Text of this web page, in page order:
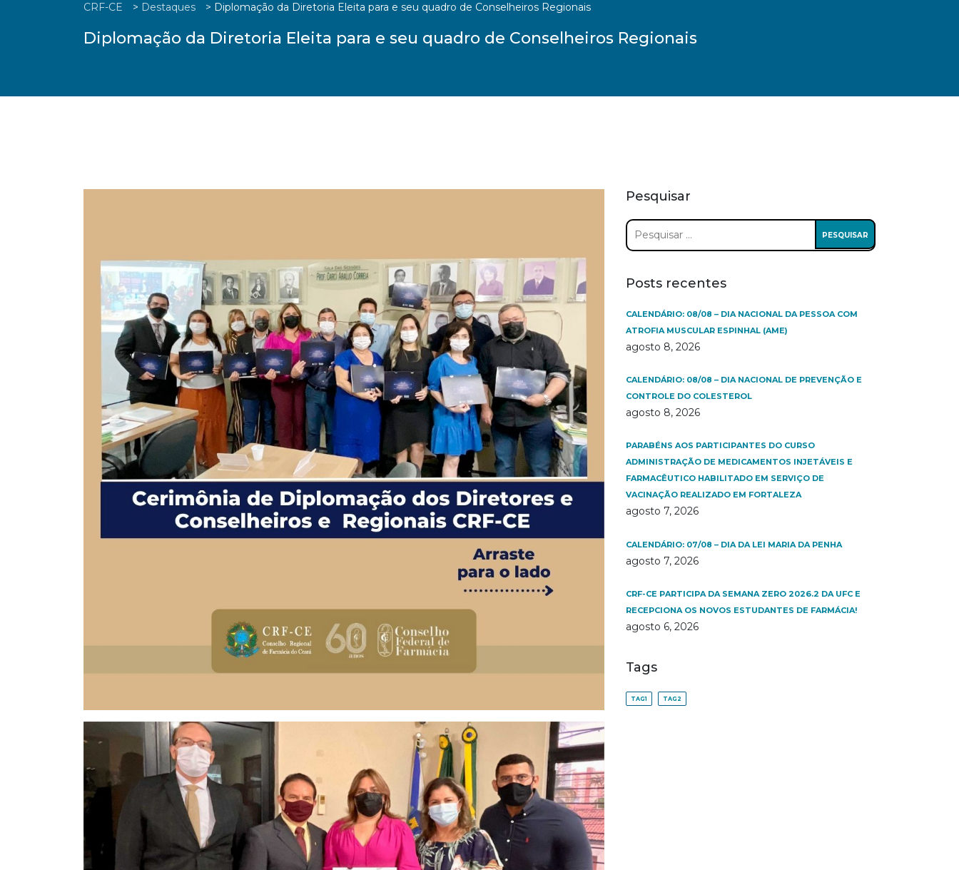
CRF-CE > Destaques > Diplomação da Diretoria Eleita para e seu quadro de Conselheiros Regionais
Diplomação da Diretoria Eleita para e seu quadro de Conselheiros Regionais
Pesquisar
Pesquisar
por:
Posts recentes
CALENDÁRIO: 08/08 – DIA NACIONAL DA PESSOA COM
ATROFIA MUSCULAR ESPINHAL (AME)
agosto 8, 2026
CALENDÁRIO: 08/08 – DIA NACIONAL DE PREVENÇÃO E
CONTROLE DO COLESTEROL
agosto 8, 2026
PARABÉNS AOS PARTICIPANTES DO CURSO
ADMINISTRAÇÃO DE MEDICAMENTOS INJETÁVEIS E
FARMACÊUTICO HABILITADO EM SERVIÇO DE
VACINAÇÃO REALIZADO EM FORTALEZA
agosto 7, 2026
CALENDÁRIO: 07/08 – DIA DA LEI MARIA DA PENHA
agosto 7, 2026
CRF-CE PARTICIPA DA SEMANA ZERO 2026.2 DA UFC E
RECEPCIONA OS NOVOS ESTUDANTES DE FARMÁCIA!
agosto 6, 2026
Tags
TAG1 TAG2